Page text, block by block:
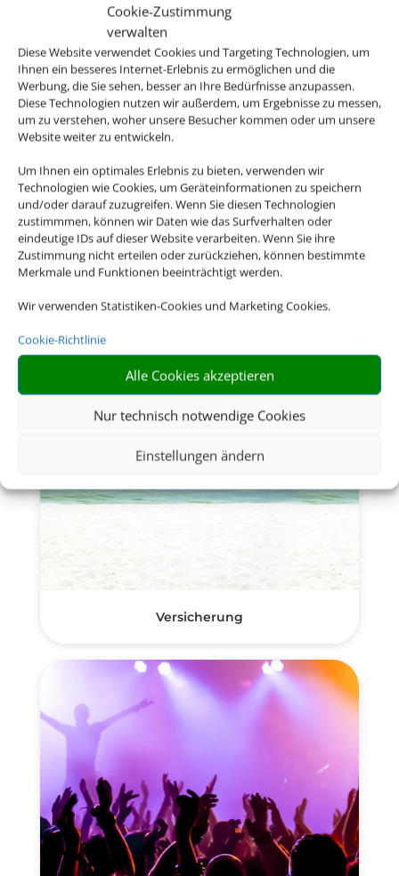
Cookie-Zustimmung
verwalten
Diese Website verwendet Cookies und Targeting Technologien, um
Ihnen ein besseres Internet-Erlebnis zu ermöglichen und die
Werbung, die Sie sehen, besser an Ihre Bedürfnisse anzupassen.
Diese Technologien nutzen wir außerdem, um Ergebnisse zu messen,
um zu verstehen, woher unsere Besucher kommen oder um unsere
Website weiter zu entwickeln.
Um Ihnen ein optimales Erlebnis zu bieten, verwenden wir
Technologien wie Cookies, um Geräteinformationen zu speichern
und/oder darauf zuzugreifen. Wenn Sie diesen Technologien
zustimmmen, können wir Daten wie das Surfverhalten oder
eindeutige IDs auf dieser Website verarbeiten. Wenn Sie ihre
Zustimmung nicht erteilen oder zurückziehen, können bestimmte
Merkmale und Funktionen beeinträchtigt werden.
Wir verwenden Statistiken-Cookies und Marketing Cookies.
Cookie-Richtlinie
Alle Cookies akzeptieren
Nur technisch notwendige Cookies
Einstellungen ändern
Versicherung